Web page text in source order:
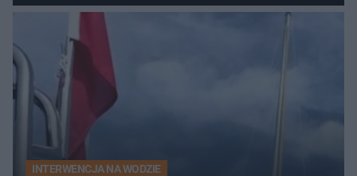
do szpitala
INTERWENCJA NA WODZIE